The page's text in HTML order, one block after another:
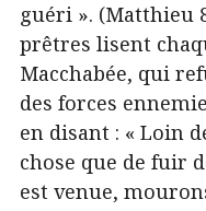
guéri ». (Matthieu
prêtres lisent
Macchabée, qui
des forces
en disant : « Loin
chose que de fuir
est venue,